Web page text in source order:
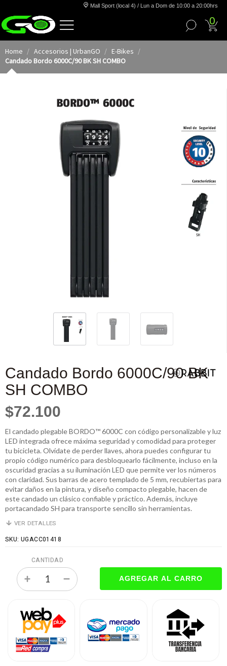
Mall Sport (local 4) / Lun a Dom de 10:00 a 20:00hrs
0
Home Accesorios | UrbanGO
E-Bikes
Candado Bordo 6000C/90 BK SH COMBO
Candado Bordo 6000C/90 BK
SH COMBO
$72.100
El candado plegable BORDO™ 6000C con código personalizable y luz
LED integrada ofrece máxima seguridad y comodidad para proteger
tu bicicleta. Olvídate de perder llaves, ahora puedes configurar tu
propio código numérico para desbloquearlo fácilmente, incluso en la
oscuridad gracias a su iluminación LED que permite ver los números
con claridad. Sus barras de acero templado de 5 mm, recubiertas para
evitar daños en la pintura, y diseño compacto plegable, hacen de
este candado un clásico confiable y práctico. Además, incluye
portacandado SH para transporte sencillo sin herramientas.
VER DETALLES
SKU: UGACC01418
CANTIDAD